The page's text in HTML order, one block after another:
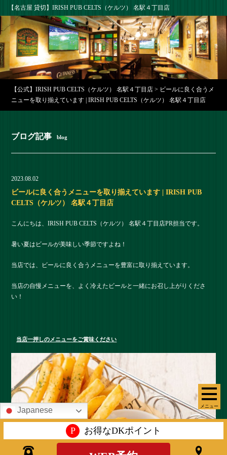
【名古屋 貸切】IRISH PUB CELTS（ケルツ） 名駅４丁目店
メニュー
【公式】IRISH PUB CELTS（ケルツ） 名駅４丁目店 > ビールに良く合うメ
ニューを取り揃えています | IRISH PUB CELTS（ケルツ） 名駅４丁目店
ブログ記事 blog
2023.08.02
ビールに良く合うメニューを取り揃えています | IRISH PUB
CELTS（ケルツ） 名駅４丁目店
こんにちは、IRISH PUB CELTS（ケルツ） 名駅４丁目店PR担当です。
暑い夏はビールが美味しい季節ですよね！
当店では、ビールに良く合うメニューを豊富に取り揃えています。
当店の自慢メニューを、よく冷えたビールと一緒にお召し上がりくださ
い！
当店一押しのメニューをご賞味ください
Japanese
P お得なDKポイント